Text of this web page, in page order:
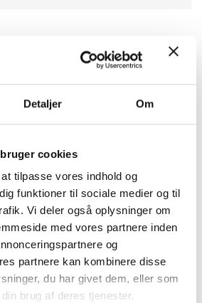
Detaljer Om
cookies
tilpasse vores indhold og
funktioner til sociale medier og til
Vi deler også oplysninger om
med vores partnere inden
og
partnere kan kombinere disse
du har givet dem, eller som
brug af deres tjenester.
men effektfuld plakat med to tacos
med klare farver og
vækker taco-cravings ved første blik.
et legende tvist og plakaten passer
spiseplads eller i en
Tuesday fungerer godt sammen
Spicy and Mighty. Et oplagt valg for
gerne vil vise det frem med smag og